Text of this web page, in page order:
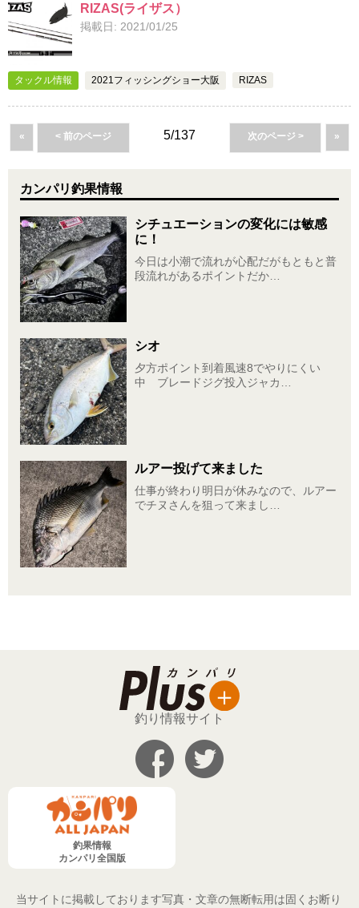
RIZAS(ライザス）
掲載日: 2021/01/25
タックル情報 2021フィッシングショー大阪 RIZAS
« < 前のページ 5/137 次のページ > »
カンパリ釣果情報
シチュエーションの変化には敏感
に！
今日は小潮で流れが心配だがもともと普
段流れがあるポイントだか…
シオ
夕方ポイント到着風速8でやりにくい
中 ブレードジグ投入ジャカ…
ルアー投げて来ました
仕事が終わり明日が休みなので、ルアー
でチヌさんを狙って来まし…
釣り情報サイト
釣果情報
カンパリ全国版
当サイトに掲載しております写真・文章の無断転用は固くお断り